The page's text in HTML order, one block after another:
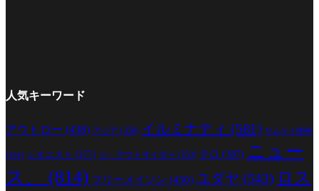
人気キーワード
アウトロー (438) アジア (350) イルミナティ (581) サムライ精神
(334) シオニスト (377) ジ・アウトサイダー (353) テロ (387) ニュー
ス、
(814) フリーメイソン (430) ユダヤ (543) ロス